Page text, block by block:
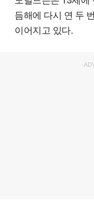
듬해에 다시 연 두
이어지고 있다.